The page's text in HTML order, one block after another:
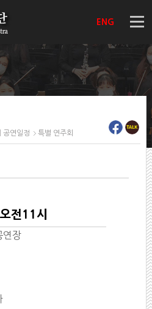
ENG
공연일정 특별 연주회
전11시
연장